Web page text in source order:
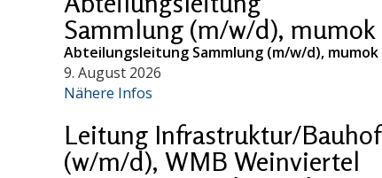
Sammlung (m/w/d), mumok
Abteilungsleitung Sammlung (m/w/d), mumok
9. August 2026
Nähere Infos
Leitung Infrastruktur/Bauhof
(w/m/d), WMB Weinviertel